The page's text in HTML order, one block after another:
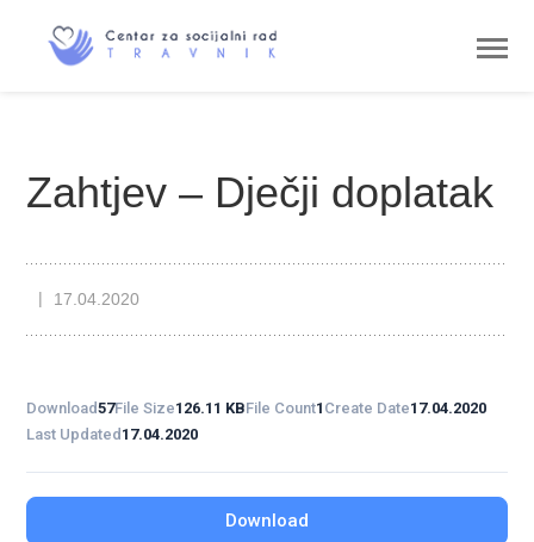
Zahtjev – Dječji doplatak
17.04.2020
Download57File Size126.11 KBFile Count1 Create Date17.04.2020
Last Updated 17.04.2020
Download